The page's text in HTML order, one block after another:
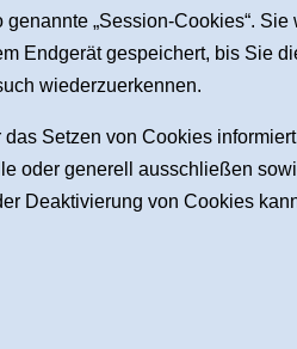
„Session-Cookies“.
Endgerät gespeichert, bis Sie
wiederzuerkennen.
Setzen von Cookies
oder generell ausschließen
Deaktivierung von Cookies